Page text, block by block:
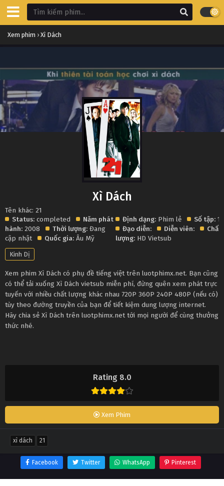
Xem phim › Xì Dách
Rating 8.0
Xem Phim
Xì Dách
Tên khác: 21
Status: completed
Năm phát
hành: 2008 Thời lượng: Đang
cập nhật
Quốc gia: Âu Mỹ
Định dạng: Phim lẻ Số tập: 1
Đạo diễn:
Diễn viên:
Chất
lượng: HD Vietsub
Kinh Dị
Xem phim Xì Dách có phụ đề tiếng việt trên luotphimx.net. Bạn cũng
có thể tải xuống Xì Dách vietsub miễn phí, đừng quên xem phát trực
tuyến với nhiều chất lượng khác nhau 720P 360P 240P 480P (nếu có)
tùy theo đường truyền của bạn để tiết kiệm dung lượng internet.
Hãy chia sẻ Xì Dách trên luotphimx.net tới mọi người để cùng thưởng
thức nhé.
xì dách 21
Facebook Twitter WhatsApp Pinterest